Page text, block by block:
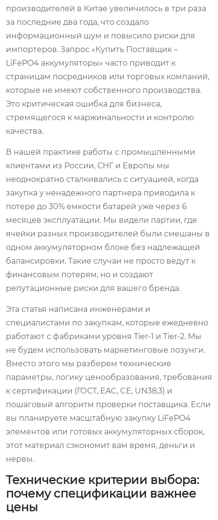
производителей в Китае увеличилось в три раза
за последние два года, что создало
информационный шум и повысило риски для
импортеров. Запрос «Купить Поставщик –
LiFePO4 аккумуляторы» часто приводит к
страницам посредников или торговых компаний,
которые не имеют собственного производства.
Это критическая ошибка для бизнеса,
стремящегося к маржинальности и контролю
качества.
В нашей практике работы с промышленными
клиентами из России, СНГ и Европы мы
неоднократно сталкивались с ситуацией, когда
закупка у ненадежного партнера приводила к
потере до 30% емкости батарей уже через 6
месяцев эксплуатации. Мы видели партии, где
ячейки разных производителей были смешаны в
одном аккумуляторном блоке без надлежащей
балансировки. Такие случаи не просто ведут к
финансовым потерям, но и создают
репутационные риски для вашего бренда.
Эта статья написана инженерами и
специалистами по закупкам, которые ежедневно
работают с фабриками уровня Tier-1 и Tier-2. Мы
не будем использовать маркетинговые лозунги.
Вместо этого мы разберем технические
параметры, логику ценообразования, требования
к сертификации (ГОСТ, EAC, CE, UN38.3) и
пошаговый алгоритм проверки поставщика. Если
вы планируете масштабную закупку LiFePO4
элементов или готовых аккумуляторных сборок,
этот материал сэкономит вам время, деньги и
нервы.
Технические критерии выбора:
почему спецификации важнее
цены